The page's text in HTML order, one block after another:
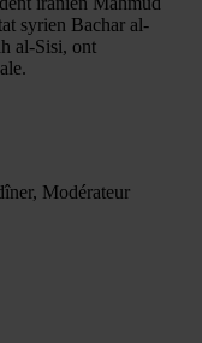
syrien Bachar al-
al-Sisi, ont
Modérateur